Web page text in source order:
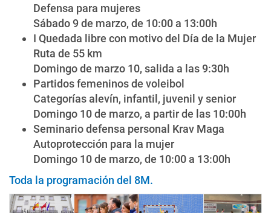
Defensa para mujeres
Sábado 9 de marzo, de 10:00 a 13:00h
I Quedada libre con motivo del Día de la Mujer
Ruta de 55 km
Domingo de marzo 10, salida a las 9:30h
Partidos femeninos de voleibol
Categorías alevín, infantil, juvenil y senior
Domingo 10 de marzo, a partir de las 10:00h
Seminario defensa personal Krav Maga
Autoprotección para la mujer
Domingo 10 de marzo, de 10:00 a 13:00h
Toda la programación del 8M.